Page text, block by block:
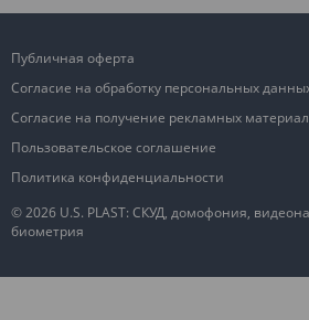
© 2026 U.S. PLAST: СКУД, домофония,
биометрия
Публичная оферта
Согласие на обработку персональных
Согласие на получение рекламных
Пользовательское соглашение
Политика конфиденциальности